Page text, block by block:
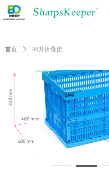
首页 ꄲ 80升折叠筐